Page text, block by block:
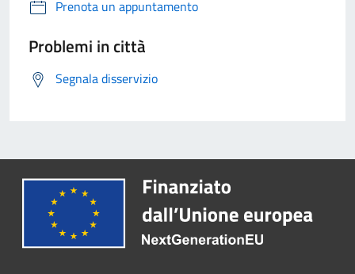
Prenota un appuntamento
Problemi in città
Segnala disservizio